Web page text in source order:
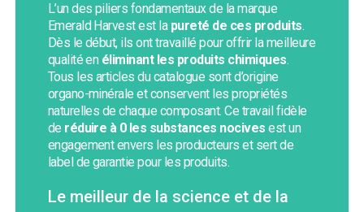
L’un des piliers fondamentaux de la marque
Emerald Harvest est la pureté de ces produits.
Dès le début, ils ont travaillé pour offrir la meilleure
qualité en éliminant les produits chimiques.
Tous les articles du catalogue sont d’origine
organo-minérale et conservent les propriétés
naturelles de chaque composant. Ce travail fidèle
de réduire à 0 les substances nocives est un
engagement envers les producteurs et sert de
label de garantie pour les produits.
Le meilleur de la science et de la